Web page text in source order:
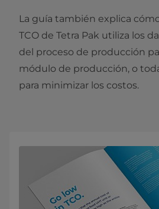
La guía también explica
TCO de Tetra Pak utiliza los
del proceso de producción
módulo de producción, o
para minimizar los costos.